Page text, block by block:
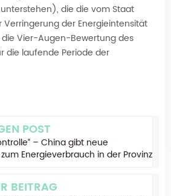
die die vom Staat
Verringerung der Energieintensität
Vier-Augen-Bewertung des
die laufende Periode der
POST
– China gibt neue
Energieverbrauch in der Provinz
BEITRAG